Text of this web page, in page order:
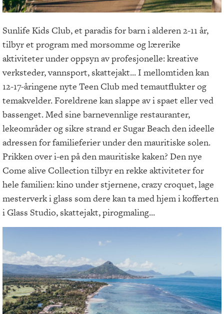
Sunlife Kids Club, et paradis for barn i alderen 2-11 år,
tilbyr et program med morsomme og lærerike
aktiviteter under oppsyn av profesjonelle: kreative
verksteder, vannsport, skattejakt... I mellomtiden kan
12-17-åringene nyte Teen Club med temautflukter og
temakvelder. Foreldrene kan slappe av i spaet eller ved
bassenget. Med sine barnevennlige restauranter,
lekeområder og sikre strand er Sugar Beach den ideelle
adressen for familieferier under den mauritiske solen.
Prikken over i-en på den mauritiske kaken? Den nye
Come alive Collection tilbyr en rekke aktiviteter for
hele familien: kino under stjernene, crazy croquet, lage
mesterverk i glass som dere kan ta med hjem i kofferten
i Glass Studio, skattejakt, pirogmaling...